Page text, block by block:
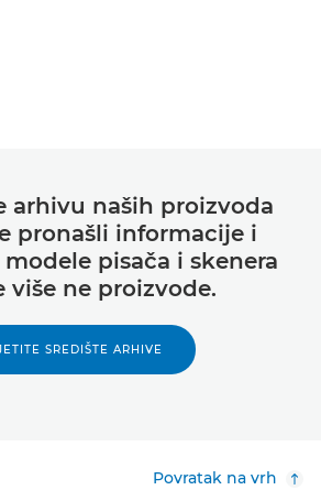
arhivu naših proizvoda
pronašli informacije i
pisača i skenera
više ne proizvode.
SREDIŠTE ARHIVE
Povratak na vrh